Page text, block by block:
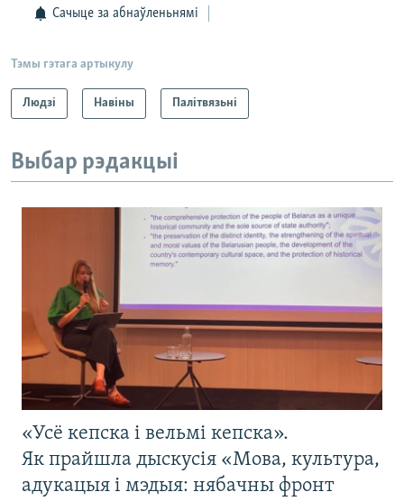
Сачыце за абнаўленьнямі
Тэмы гэтага артыкулу
Людзі Навіны Палітвязьні
Выбар рэдакцыі
«Усё кепска і вельмі кепска».
Як прайшла дыскусія «Мова, культура,
адукацыя і мэдыя: нябачны фронт